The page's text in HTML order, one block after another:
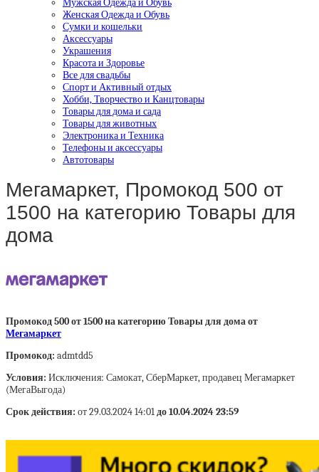
Женская Одежда и Обувь
Сумки и кошельки
Аксессуары
Украшения
Красота и Здоровье
Все для свадьбы
Спорт и Активный отдых
Хобби, Творчество и Канцтовары
Товары для дома и сада
Товары для животных
Электроника и Техника
Телефоны и аксессуары
Автотовары
Мегамаркет, Промокод 500 от
1500 на категорию Товары для
дома
Промокод 500 от 1500 на категорию Товары для дома от
Мегамаркет
Промокод: admtdd5
Условия: Исключения: Самокат, СберМаркет, продавец Мегамаркет
(МегаВыгода)
Срок действия: от 29.03.2024 14:01до 10.04.2024 23:59